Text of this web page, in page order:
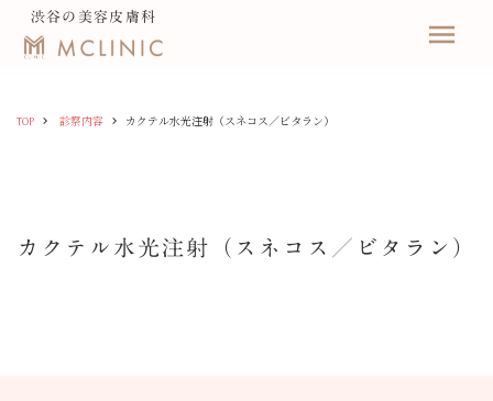
TOP keyboard_arrow_right 診察内容 keyboard_arrow_right カクテル水光注射（スネコス／ビタラン）
カクテル水光注射（スネコス／ビタラン）
渋谷の美容皮膚科
menu